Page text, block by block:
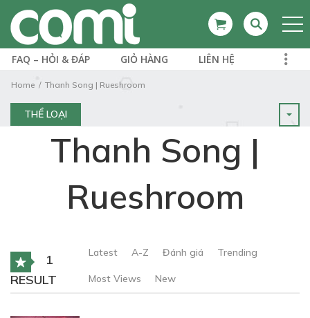
FAQ – HỎI & ĐÁP GIỎ HÀNG LIÊN HỆ
Home Thanh Song | Rueshroom
THỂ LOẠI
Thanh Song |
Rueshroom
1
RESULT
Latest A-Z Đánh giá Trending
Most Views New